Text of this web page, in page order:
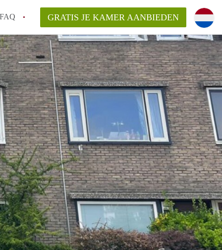
FAQ
een kamer in Groningen?
Groningen gemiddeld?
naar een kamer in Groningen?
in Groningen?
GRATIS JE KAMER AANBIEDEN